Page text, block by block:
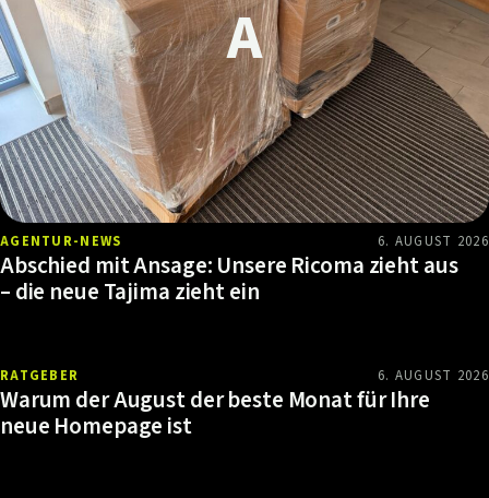
AGENTUR-NEWS 6. AUGUST 2026
Abschied mit Ansage: Unsere Ricoma zieht aus
– die neue Tajima zieht ein
RATGEBER 6. AUGUST 2026
Warum der August der beste Monat für Ihre
neue Homepage ist